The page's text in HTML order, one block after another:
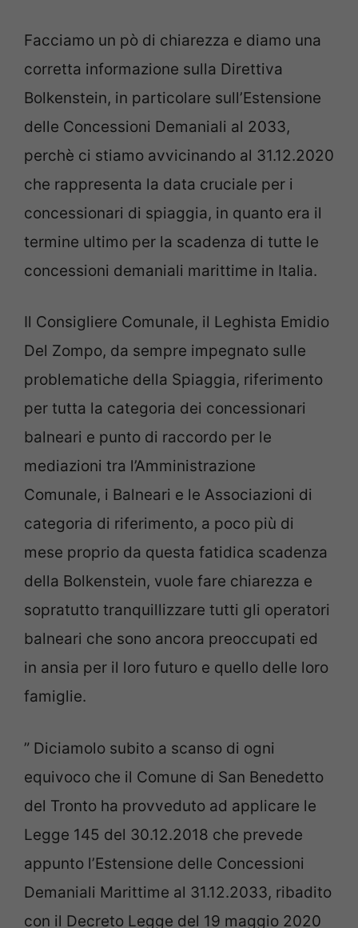
Facciamo un pò di chiarezza e diamo una
corretta informazione sulla Direttiva
Bolkenstein, in particolare sull’Estensione
delle Concessioni Demaniali al 2033,
perchè ci stiamo avvicinando al 31.12.2020
che rappresenta la data cruciale per i
concessionari di spiaggia, in quanto era il
termine ultimo per la scadenza di tutte le
concessioni demaniali marittime in Italia.
Il Consigliere Comunale, il Leghista Emidio
Del Zompo, da sempre impegnato sulle
problematiche della Spiaggia, riferimento
per tutta la categoria dei concessionari
balneari e punto di raccordo per le
mediazioni tra l’Amministrazione
Comunale, i Balneari e le Associazioni di
categoria di riferimento, a poco più di
mese proprio da questa fatidica scadenza
della Bolkenstein, vuole fare chiarezza e
sopratutto tranquillizzare tutti gli operatori
balneari che sono ancora preoccupati ed
in ansia per il loro futuro e quello delle loro
famiglie.
” Diciamolo subito a scanso di ogni
equivoco che il Comune di San Benedetto
del Tronto ha provveduto ad applicare le
Legge 145 del 30.12.2018 che prevede
appunto l’Estensione delle Concessioni
Demaniali Marittime al 31.12.2033, ribadito
con il Decreto Legge del 19 maggio 2020